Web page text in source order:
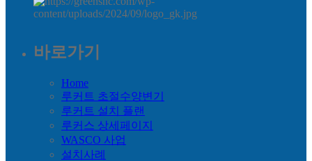
바로가기
Home
루커트 초절수양변기
루커트 설치 플랜
루커스 상세페이지
WASCO 사업
설치사례